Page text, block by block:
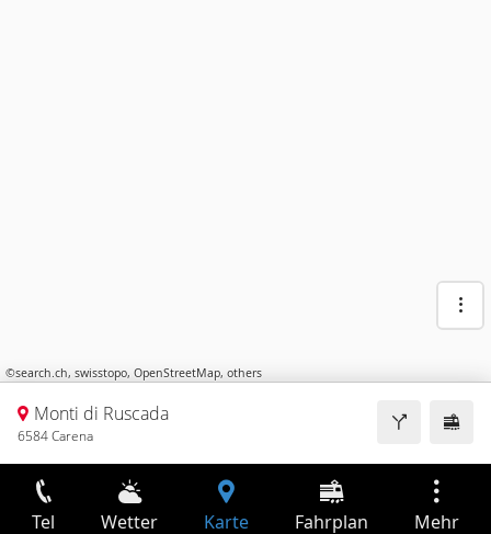
©search.ch, swisstopo, OpenStreetMap, others
Monti di Ruscada
6584 Carena
Tel Wetter Karte Fahrplan Mehr